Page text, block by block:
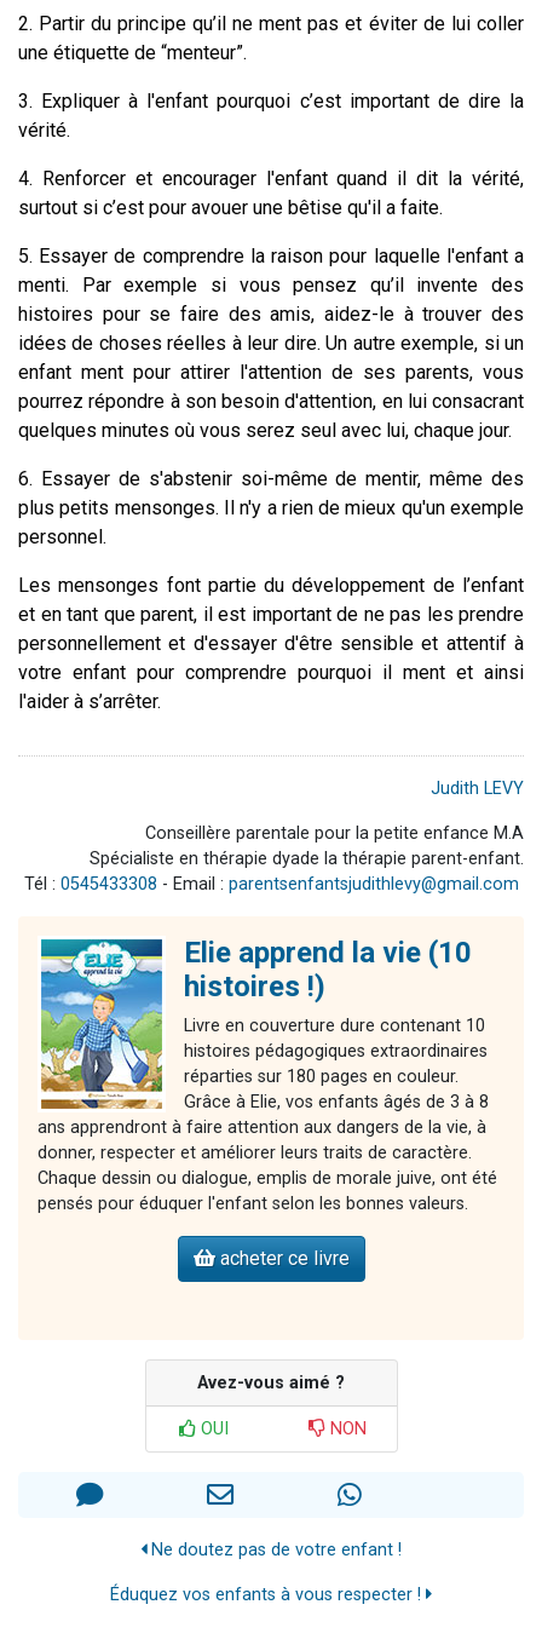
2. Partir du principe qu’il ne ment pas et éviter de lui coller
une étiquette de “menteur”.
3. Expliquer à l'enfant pourquoi c’est important de dire la
vérité.
4. Renforcer et encourager l'enfant quand il dit la vérité,
surtout si c’est pour avouer une bêtise qu'il a faite.
5. Essayer de comprendre la raison pour laquelle l'enfant a
menti. Par exemple si vous pensez qu’il invente des
histoires pour se faire des amis, aidez-le à trouver des
idées de choses réelles à leur dire.Un autre exemple, si un
enfant ment pour attirer l'attention de ses parents, vous
pourrez répondre à son besoin d'attention, en lui consacrant
quelques minutes où vous serez seul avec lui, chaque jour.
6. Essayer de s'abstenir soi-même de mentir, même des
plus petits mensonges. Il n'y a rien de mieux qu'un exemple
personnel.
Les mensonges font partie du développement de l’enfant
et en tant que parent, il est important de ne pas les prendre
personnellement et d'essayer d'être sensible et attentif à
votre enfant pour comprendre pourquoi il ment et ainsi
l'aider à s’arrêter.
Judith LEVY
Conseillère parentale pour la petite enfance M.A
Spécialiste en thérapie dyade la thérapie parent-enfant.
Tél : 0545433308 - Email : parentsenfantsjudithlevy@gmail.com
Elie apprend la vie (10
histoires !)
Livre en couverture dure contenant 10
histoires pédagogiques extraordinaires
réparties sur 180 pages en couleur.
Grâce à Elie, vos enfants âgés de 3 à 8
ans apprendront à faire attention aux dangers de la vie, à
donner, respecter et améliorer leurs traits de caractère.
Chaque dessin ou dialogue, emplis de morale juive, ont été
pensés pour éduquer l'enfant selon les bonnes valeurs.
acheter ce livre
Avez-vous aimé ?
OUI NON
Ne doutez pas de votre enfant !
Éduquez vos enfants à vous respecter !